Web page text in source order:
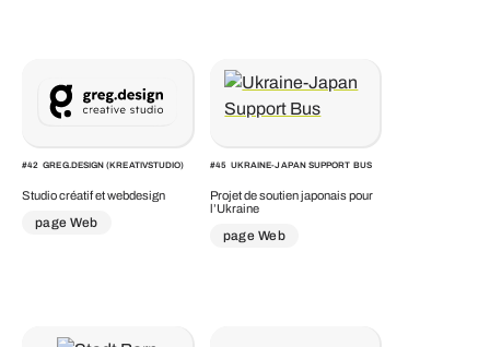
#42 GREG.DESIGN (KREATIVSTUDIO)
Studio créatif et webdesign
page Web
#45 UKRAINE-JAPAN SUPPORT BUS
Projet de soutien japonais pour
l’Ukraine
page Web